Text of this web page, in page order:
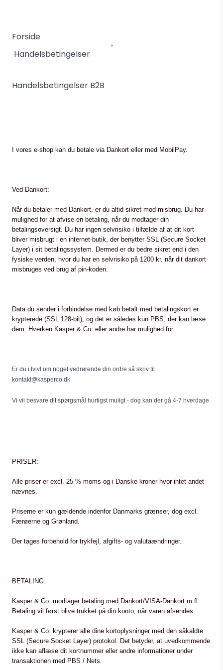
Forside
Handelsbetingelser
Handelsbetingelser B2B
I vores e-shop kan du betale via Dankort eller med MobilPay.
Ved Dankort:
Når du betaler med Dankort, er du altid sikret mod misbrug. Du har
mulighed for at afvise en betaling, når du modtager din
betalingsoversigt. Du har ingen selvrisiko i tilfælde af at dit kort
bliver misbrugt i en internet-butik, der benytter SSL (Secure Socket
Layer) i sit betalingssystem. Dermed er du bedre sikret end i den
fysiske verden, hvor du har en selvrisiko på 1200 kr. når dit dankort
misbruges ved brug af pin-koden.
Data du sender i forbindelse med køb betalt med betalingskort er
krypterede (SSL 128-bit), og det er således kun PBS, der kan læse
dem. Hverken Kasper & Co. eller andre har mulighed for.
Er du i tvivl om noget vedrørende din ordre så skriv til
kontakt@kasperco.dk
Vi vil besvare dit spørgsmål hurtigst muligt - dog kan der gå 4-7 hverdage.
PRISER:
Alle priser er excl. 25 % moms og i Danske kroner hvor intet andet
nævnes.
Priserne er kun gældende indenfor Danmarks grænser, dog excl.
Færøerne og Grønland.
Der tages forbehold for trykfejl, afgifts- og valutaændringer.
BETALING:
Kasper & Co. modtager betaling med Dankort/VISA-Dankort m.fl.
Betaling vil først blive trukket på din konto, når varen afsendes.
Kasper & Co. krypterer alle dine kortoplysninger med den såkaldte
SSL (Secure Socket Layer) protokol. Det betyder, at uvedkommende
ikke kan aflæse dit kortnummer eller andre informationer under
transaktionen med PBS / Nets.